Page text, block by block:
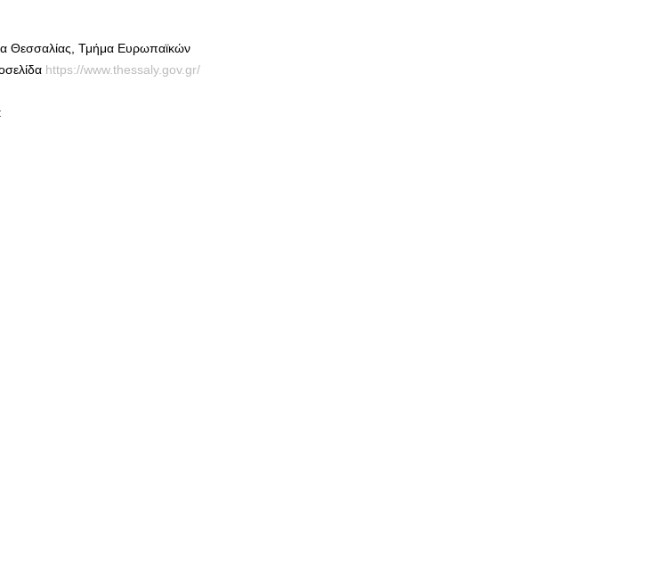
Θεσσαλίας, Τμήμα Ευρωπαϊκών
https://www.thessaly.gov.gr/